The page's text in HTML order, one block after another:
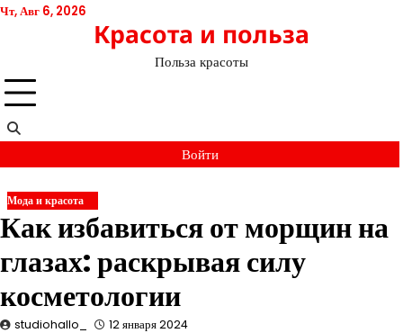
Перейти
Чт, Авг 6, 2026
Красота и польза
Польза красоты
Войти
Мода и красота
Как избавиться от морщин на
глазах: раскрывая силу
косметологии
studiohallo_ 12 января 2024